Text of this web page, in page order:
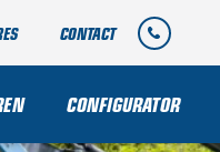
CONTACT
CONFIGURATOR